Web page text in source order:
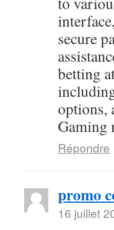
secure
betting
options,
Gaming
Répondre
promo
16 juillet